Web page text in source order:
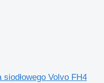
Volvo FH4